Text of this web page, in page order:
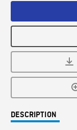
DESCRIPTION